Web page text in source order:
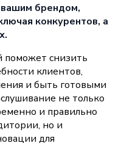
вашим брендом,
конкурентов, а
поможет снизить
клиентов,
и быть готовыми
не только
и правильно
но и
для